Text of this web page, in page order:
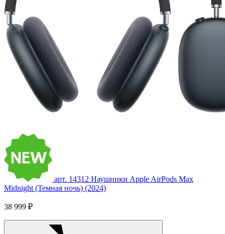
арт. 14312 Наушники Apple AirPods Max
Midnight (Темная ночь) (2024)
38 999 ₽